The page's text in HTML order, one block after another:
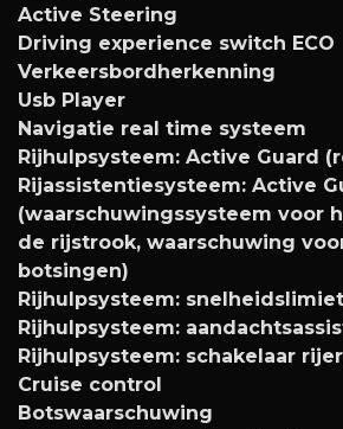
Active Steering
Driving experience switch ECO
Verkeersbordherkenning
Usb Player
Navigatie real time systeem
Rijhulpsysteem: Active Guard
Rijassistentiesysteem: Active
(waarschuwingssysteem voor
de rijstrook, waarschuwing
botsingen)
Rijhulpsysteem:
Rijhulpsysteem:
Rijhulpsysteem: schakelaar
Cruise control
Botswaarschuwing